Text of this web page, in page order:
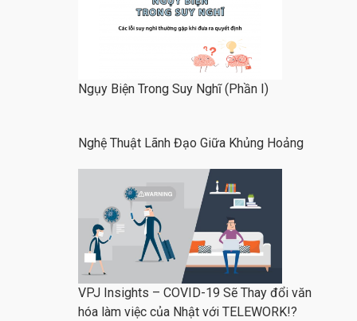
Ngụy Biện Trong Suy Nghĩ (Phần I)
Nghệ Thuật Lãnh Đạo Giữa Khủng Hoảng
VPJ Insights – COVID-19 Sẽ Thay đổi văn
hóa làm việc của Nhật với TELEWORK!?